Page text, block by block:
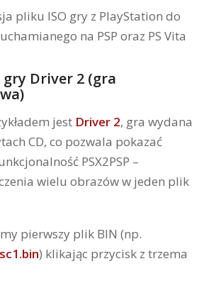
gry Driver 2(gra
jest Driver 2, gra wydana
CD, co pozwala pokazać
PSX2PSP –
wielu obrazów w jeden plik
pierwszy plik BIN (np.
) klikając przycisk z trzema